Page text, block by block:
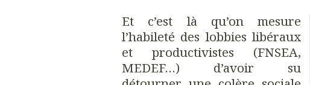
Et c’est là qu’on mesure
l’habileté des lobbies libéraux
et productivistes (FNSEA,
MEDEF…) d’avoir su